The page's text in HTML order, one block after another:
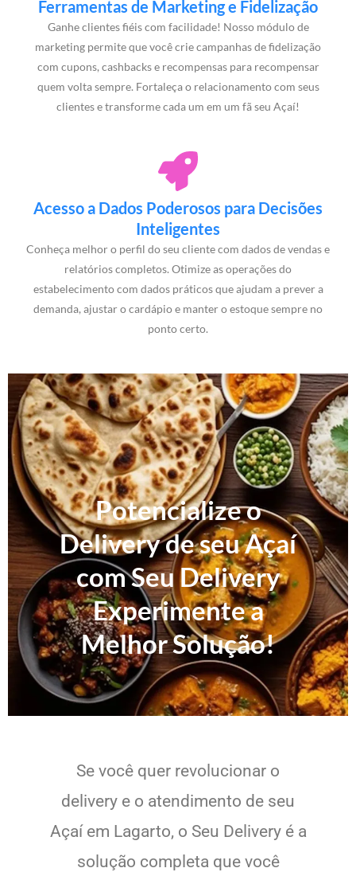
Ferramentas de Marketing e Fidelização
Ganhe clientes fiéis com facilidade! Nosso módulo de
marketing permite que você crie campanhas de fidelização
com cupons, cashbacks e recompensas para recompensar
quem volta sempre. Fortaleça o relacionamento com seus
clientes e transforme cada um em um fã seu Açaí!
Acesso a Dados Poderosos para Decisões
Inteligentes
Conheça melhor o perfil do seu cliente com dados de vendas e
relatórios completos. Otimize as operações do
estabelecimento com dados práticos que ajudam a prever a
demanda, ajustar o cardápio e manter o estoque sempre no
ponto certo.
Potencialize o
Delivery de seu Açaí
com Seu Delivery
Experimente a
Melhor Solução!
Se você quer revolucionar o
delivery e o atendimento de seu
Açaí em Lagarto, o Seu Delivery é a
solução completa que você